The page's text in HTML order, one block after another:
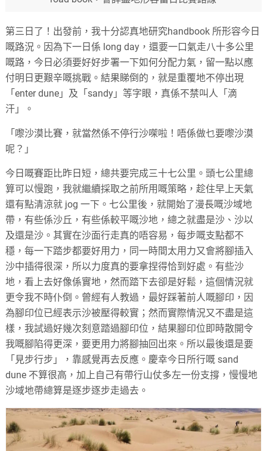
第三日了！出發前，我十分認真地研究handbook 所形容今日
嘅路況。因為下一日係 long day，還要一口氣走八十多公里
嘅路，今日必須要好好步署一下如何分配力氣，留一點以應
付明日更艱辛嘅挑戰。結果睇倒的，就是重覆地不停出現
「enter dune」及「sandy」等字眼，真係不禁叫人「滴
汗」。
「嚟沙漠比賽，就當然係不停行沙㗎啦！唔係做乜要嚟沙漠
呢？」
今日嘅賽距比昨日短，總共要完成三十七公里。頭七公里總
算可以慢跑，我就繼續採取之前所用嘅策略，趁住早上天氣
還有點清涼就 jog 一下。七公里後，就開始了漫長嘅沙域地
帶，有些係沙丘，有些係較平嘅沙地，總之就盡是沙、沙以
及還是沙。其實在沙面行走真的唔容易，每步嘅支點都不
穩，每一下踏步都要好用力，同一時間太用力又會將腳插入
沙中插得很深，所以力度真的要拿捏得恰到好處。有些沙
地，看上去好像係實地，然而踏下去卻是好鬆，這個情況就
更令我不時仆倒。曾經有人教過，最好踩著前人嘅腳印，因
為腳印位已經表示沙被壓得較實；然而實際情況又不盡是這
樣，我試過好幾次刻意踏過腳印位，結果腳印位即時散開令
我嘅腳陷得更深，要更用力將腳抽回出來。所以最後還是要
「見步行步」，靠感覺再去反應。慶幸今日所行嘅 sand
dune 不算很高，加上自己有帶行山仗多左一份支撐，慢慢地
沙域地帶總算是逐步逐步走過去。